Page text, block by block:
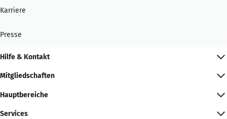
Karriere
Presse
Hilfe & Kontakt
Mitgliedschaften
Hauptbereiche
Services